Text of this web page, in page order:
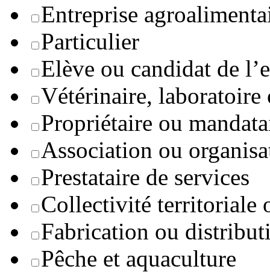
Entreprise
Particulier
Elève ou candidat de
Vétérinaire, laboratoire
Propriétaire ou
Association ou
Prestataire de services
Collectivité territoriale
Fabrication ou
Pêche et aquaculture